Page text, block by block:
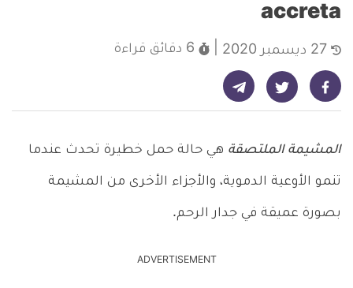
accreta
6 دقائق قراءة
شارك على فيسبوك - ديلي ميديكال انفو شارك على تويتر - ديلي ميديكال انفو شارك على تيليجرام - ديلي ميديكال انفو
المشيمة الملتصقة هي حالة حمل خطيرة تحدث عندما
تنمو الأوعية الدموية، والأجزاء الأخرى من المشيمة
بصورة عميقة في جدار الرحم.
ADVERTISEMENT